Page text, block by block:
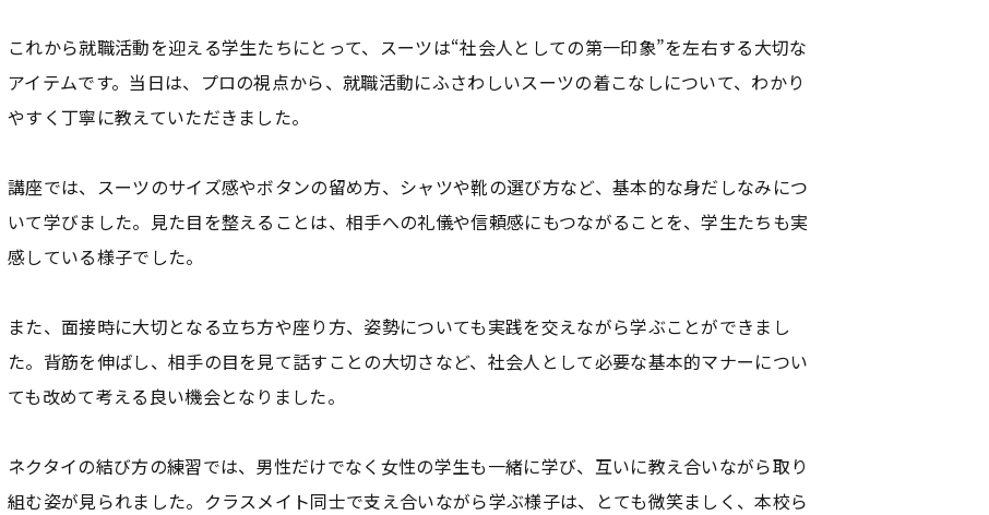
これから就職活動を迎える学生たちにとって、スーツは“社会人としての第一印象”を左右する大切な
アイテムです。当日は、プロの視点から、就職活動にふさわしいスーツの着こなしについて、わかり
やすく丁寧に教えていただきました。
講座では、スーツのサイズ感やボタンの留め方、シャツや靴の選び方など、基本的な身だしなみにつ
いて学びました。見た目を整えることは、相手への礼儀や信頼感にもつながることを、学生たちも実
感している様子でした。
また、面接時に大切となる立ち方や座り方、姿勢についても実践を交えながら学ぶことができまし
た。背筋を伸ばし、相手の目を見て話すことの大切さなど、社会人として必要な基本的マナーについ
ても改めて考える良い機会となりました。
ネクタイの結び方の練習では、男性だけでなく女性の学生も一緒に学び、互いに教え合いながら取り
組む姿が見られました。クラスメイト同士で支え合いながら学ぶ様子は、とても微笑ましく、本校ら